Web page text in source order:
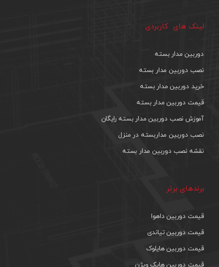
لینک های کاربردی
دوربین مدار بسته
نصب دوربین مدار بسته
خرید دوربین مدار بسته
قیمت دوربین مدار بسته
آموزش نصب دوربین مدار بسته رایگان
نصب دوربین مداربسته در منزل
نقشه نصب دوربین مدار بسته
برندهای برتر
قیمت دوربین داهوا
قیمت دوربین تیاندی
قیمت دوربین هایلوک
قیمت دوربین هایک ویژن